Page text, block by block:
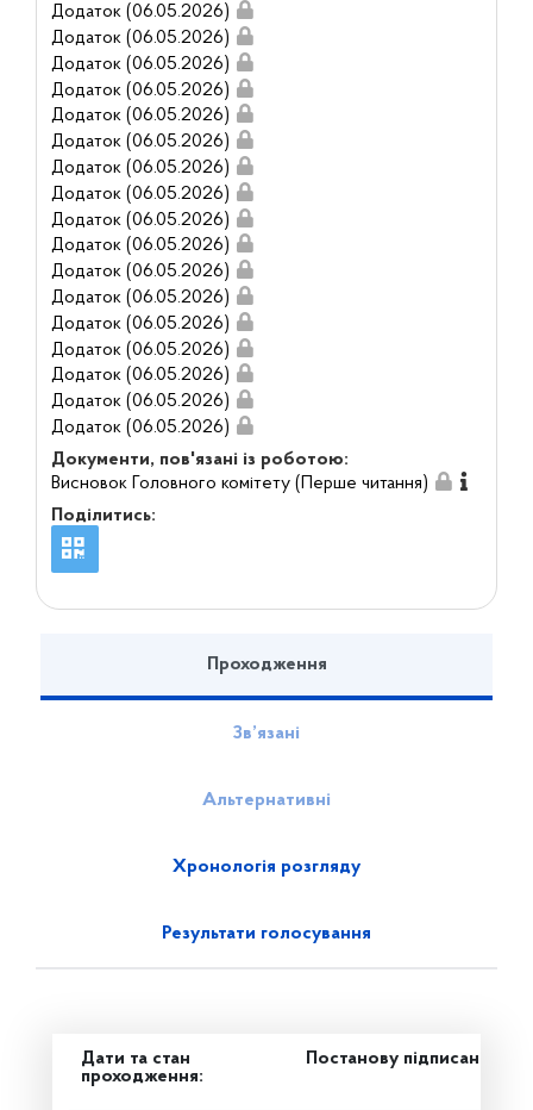
Додаток (06.05.2026)
Додаток (06.05.2026)
Додаток (06.05.2026)
Додаток (06.05.2026)
Додаток (06.05.2026)
Додаток (06.05.2026)
Додаток (06.05.2026)
Додаток (06.05.2026)
Додаток (06.05.2026)
Додаток (06.05.2026)
Додаток (06.05.2026)
Додаток (06.05.2026)
Додаток (06.05.2026)
Додаток (06.05.2026)
Додаток (06.05.2026)
Додаток (06.05.2026)
Додаток (06.05.2026)
Документи, пов'язані із роботою:
Висновок Головного комітету (Перше читання)
Поділитись:
Проходження
Зв’язані
Альтернативні
Хронологія розгляду
Результати голосування
Дати та стан
проходження:
Постанову підписано